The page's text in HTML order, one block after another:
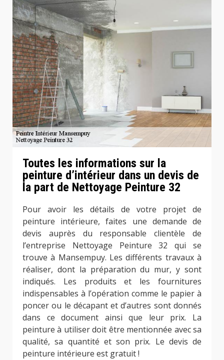
Toutes les informations sur la
peinture d’intérieur dans un devis de
la part de Nettoyage Peinture 32
Pour avoir les détails de votre projet de
peinture intérieure, faites une demande de
devis auprès du responsable clientèle de
l’entreprise Nettoyage Peinture 32 qui se
trouve à Mansempuy. Les différents travaux à
réaliser, dont la préparation du mur, y sont
indiqués. Les produits et les fournitures
indispensables à l’opération comme le papier à
poncer ou le décapant et d’autres sont donnés
dans ce document ainsi que leur prix. La
peinture à utiliser doit être mentionnée avec sa
qualité, sa quantité et son prix. Le devis de
peinture intérieure est gratuit !